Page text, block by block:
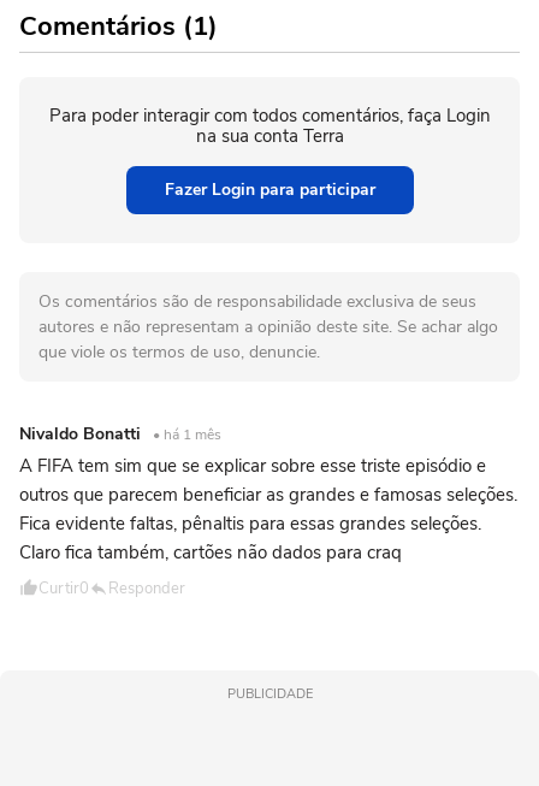
Comentários (1)
Para poder interagir com todos comentários, faça Login
na sua conta Terra
Fazer Login para participar
Os comentários são de responsabilidade exclusiva de seus
autores e não representam a opinião deste site. Se achar algo
que viole os termos de uso, denuncie.
Nivaldo Bonatti • há 1 mês
A FIFA tem sim que se explicar sobre esse triste episódio e
outros que parecem beneficiar as grandes e famosas seleções.
Fica evidente faltas, pênaltis para essas grandes seleções.
Claro fica também, cartões não dados para craq
Curtir0 Responder
PUBLICIDADE